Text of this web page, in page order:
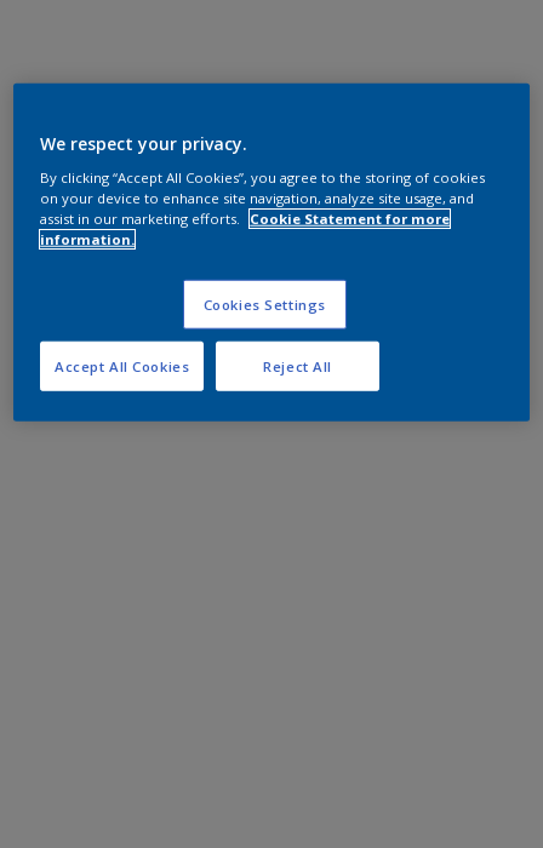
We respect your privacy.
By clicking “Accept All Cookies”, you agree to the storing of cookies
on your device to enhance site navigation, analyze site usage, and
assist in our marketing efforts.
Cookie Statement for more
information.
Cookies Settings
Reject All
Accept All Cookies